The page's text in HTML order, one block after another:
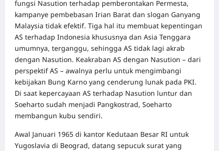
fungsi Nasution terhadap pemberontakan Permesta,
kampanye pembebasan Irian Barat dan slogan Ganyang
Malaysia tidak efektif. Tiga hal itu membuat kepentingan
AS terhadap Indonesia khususnya dan Asia Tenggara
umumnya, terganggu, sehingga AS tidak lagi akrab
dengan Nasution. Keakraban AS dengan Nasution – dari
perspektif AS – awalnya perlu untuk mengimbangi
kebijakan Bung Karno yang cenderung lunak pada PKI.
Di saat kepercayaan AS terhadap Nasution luntur dan
Soeharto sudah menjadi Pangkostrad, Soeharto
membangun kubu sendiri.
Awal Januari 1965 di kantor Kedutaan Besar RI untuk
Yugoslavia di Beograd, datang sepucuk surat yang